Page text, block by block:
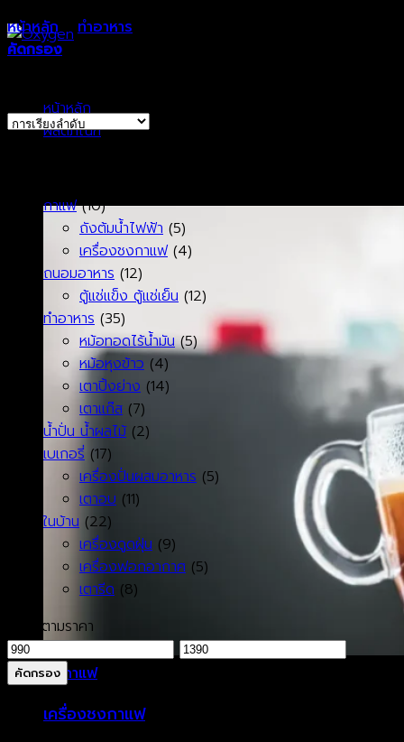
หน้าหลัก
ผลิตภัณฑ์
กาแฟ
เครื่องชงกาแฟ
หน้าหลัก > ทำอาหาร
คัดกรอง
กาแฟ (10)
ถังต้มน้ำไฟฟ้า (5)
เครื่องชงกาแฟ (4)
ถนอมอาหาร (12)
ตู้แช่แข็ง ตู้แช่เย็น (12)
ทำอาหาร (35)
หม้อทอดไร้น้ำมัน (5)
หม้อหุงข้าว (4)
เตาปิ้งย่าง (14)
เตาแก๊ส (7)
น้ำปั่น น้ำผลไม้ (2)
เบเกอรี่ (17)
เครื่องปั่นผสมอาหาร (5)
เตาอบ (11)
ในบ้าน (22)
เครื่องดูดฝุ่น (9)
เครื่องฟอกอากาศ (5)
เตารีด (8)
กรองตามราคา
ราคา
ต่ำ
ราคา
คัดกรอง